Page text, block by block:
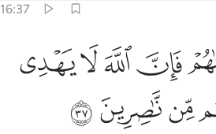
16:37
لا يهدي من يضل وما لهم من ناصرين ٣٧
لَا يَهْدِى مَن يُضِلُّ ۖ وَمَا لَهُم مِّن نَّـٰصِرِينَ ٣٧
ﲇﲈﲉﲊ
ﲐﲑﲒ